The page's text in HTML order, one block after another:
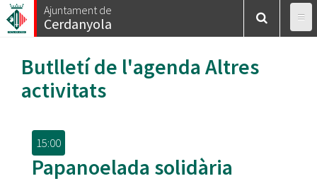
Vés
al
Ajuntament de
Cerdanyola
Butlletí de l'agenda Altres
activitats
15:00
Papanoelada solidària